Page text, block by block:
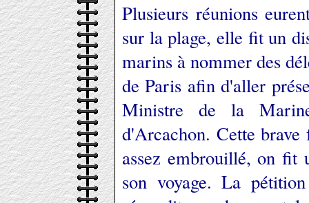
Plusieurs réunions
sur la plage, elle fit un
marins à nommer des
de Paris afin d'aller
Ministre de la
d'Arcachon. Cette
assez embrouillé, on fit
son voyage. La